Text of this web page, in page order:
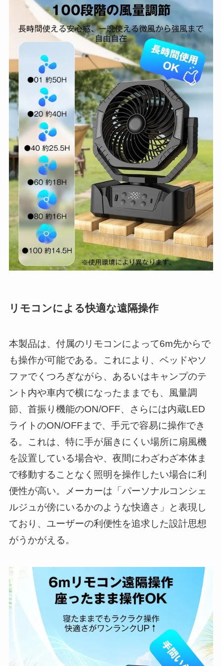
リモコンによる快適な遠隔操作
本製品は、付属のリモコンによって6m先からで
も操作が可能である。これにより、ベッドやソ
ファでくつろぎながら、あるいはキャンプのテ
ント内や車内で横になったままでも、風量調
節、首振り機能のON/OFF、さらには内蔵LED
ライトのON/OFFまで、手元で容易に操作でき
る。これは、特に手が届きにくい場所に扇風機
を設置している場合や、夜間にわざわざ本体ま
で移動することなく照明を操作したい場合に利
便性が高い。メーカーは「パーソナルコンシェ
ルジュが傍にいるかのような快適さ」と表現し
ており、ユーザーの利便性を追求した設計思想
がうかがえる。